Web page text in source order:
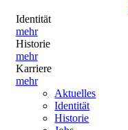
Identität
mehr
Historie
mehr
Karriere
mehr
Aktuelles
Identität
Historie